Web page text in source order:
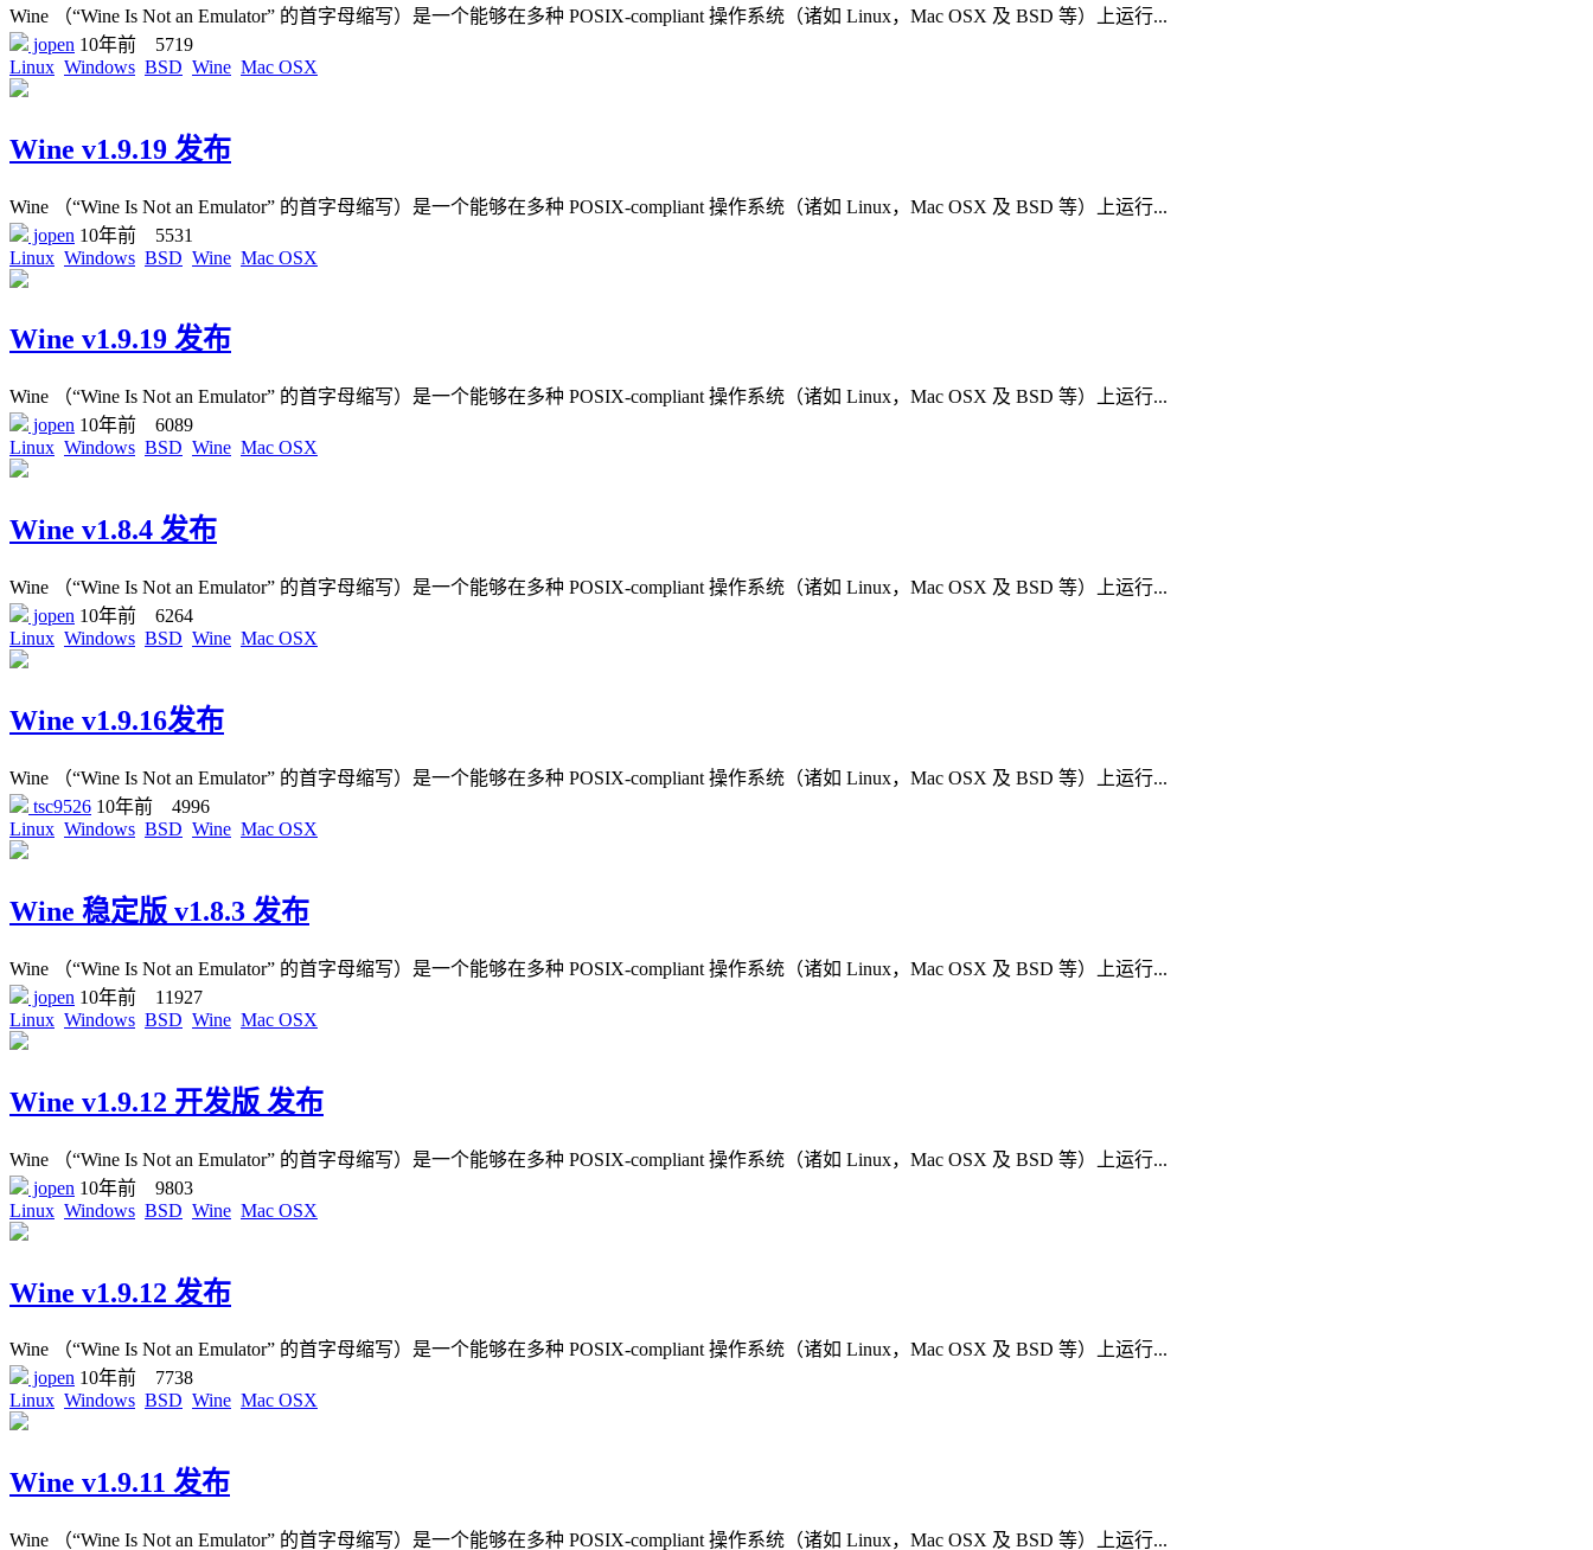
Wine （“Wine Is Not an Emulator” 的首字母缩写）是一个能够在多种 POSIX-compliant 操作系统（诸如 Linux，Mac OSX 及 BSD 等）上运行...
jopen 10年前
5719
Linux Windows BSD Wine Mac OSX
Wine v1.9.19 发布
Wine （“Wine Is Not an Emulator” 的首字母缩写）是一个能够在多种 POSIX-compliant 操作系统（诸如 Linux，Mac OSX 及 BSD 等）上运行...
jopen 10年前
5531
Linux Windows BSD Wine Mac OSX
Wine v1.9.19 发布
Wine （“Wine Is Not an Emulator” 的首字母缩写）是一个能够在多种 POSIX-compliant 操作系统（诸如 Linux，Mac OSX 及 BSD 等）上运行...
jopen 10年前
6089
Linux Windows BSD Wine Mac OSX
Wine v1.8.4 发布
Wine （“Wine Is Not an Emulator” 的首字母缩写）是一个能够在多种 POSIX-compliant 操作系统（诸如 Linux，Mac OSX 及 BSD 等）上运行...
jopen 10年前
6264
Linux Windows BSD Wine Mac OSX
Wine v1.9.16发布
Wine （“Wine Is Not an Emulator” 的首字母缩写）是一个能够在多种 POSIX-compliant 操作系统（诸如 Linux，Mac OSX 及 BSD 等）上运行...
tsc9526 10年前
4996
Linux Windows BSD Wine Mac OSX
Wine 稳定版 v1.8.3 发布
Wine （“Wine Is Not an Emulator” 的首字母缩写）是一个能够在多种 POSIX-compliant 操作系统（诸如 Linux，Mac OSX 及 BSD 等）上运行...
jopen 10年前
11927
Linux Windows BSD Wine Mac OSX
Wine v1.9.12 开发版 发布
Wine （“Wine Is Not an Emulator” 的首字母缩写）是一个能够在多种 POSIX-compliant 操作系统（诸如 Linux，Mac OSX 及 BSD 等）上运行...
jopen 10年前
9803
Linux Windows BSD Wine Mac OSX
Wine v1.9.12 发布
Wine （“Wine Is Not an Emulator” 的首字母缩写）是一个能够在多种 POSIX-compliant 操作系统（诸如 Linux，Mac OSX 及 BSD 等）上运行...
jopen 10年前
7738
Linux Windows BSD Wine Mac OSX
Wine v1.9.11 发布
Wine （“Wine Is Not an Emulator” 的首字母缩写）是一个能够在多种 POSIX-compliant 操作系统（诸如 Linux，Mac OSX 及 BSD 等）上运行...